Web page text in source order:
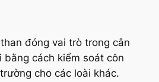
đóng vai trò trong cân
bằng cách kiểm soát côn
cho các loài khác.